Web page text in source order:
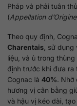
Pháp và phải tuân
(Appellation
Theo quy định,
Charentais , sử
liệu, và ủ trong
định trước khi đưa ra
Cognac là 40%. Nhờ
hương vị cân bằng
và hậu vị kéo dài,